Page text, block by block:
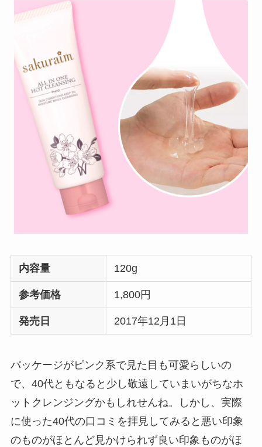
内容量 120g
参考価格 1,800円
発売日 2017年12月1日
パッケージがピンク系で見た目も可愛らしいの
で、40代ともなると少し敬遠していまいがちなホ
ットクレンジングかもしれせんね。しかし、実際
に使った40代の口コミを拝見してみると悪い印象
のものがほとんど見かけられず良い印象ものがほ